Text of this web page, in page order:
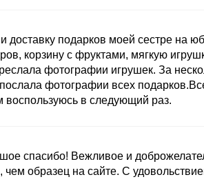
подарков моей сестре на
корзину с фруктами, мягкую
фотографии игрушек. За
фотографии всех
в следующий раз.
спасибо! Вежливое и
чем образец на сайте. С